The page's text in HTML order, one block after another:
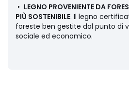
Dimensioni e peso del collo
• LEGNO PROVENIENTE DA
PIÙ SOSTENIBILE. Il legno
foreste ben gestite dal punto di
sociale ed economico.